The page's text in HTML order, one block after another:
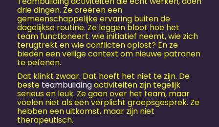
drie dingen. Ze creëren een
gemeenschappelijke ervaring buiten de
dagelijkse routine. Ze leggen bloot hoe het
team functioneert: wie initiatief neemt, wie zich
terugtrekt en wie conflicten oplost? En ze
bieden een veilige context om nieuwe patronen
te oefenen.
Dat klinkt zwaar. Dat hoeft het niet te zijn. De
beste teambuildingactiviteiten zijn tegelijk
serieus en leuk. Ze gaan over het team, maar
voelen niet als een verplicht groepsgesprek. Ze
hebben een uitkomst, maar zijn niet
therapeutisch.